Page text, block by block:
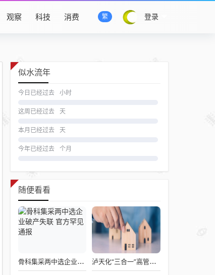
登录
繁
观察 科技 消费
似水流年
今日已经过去 小时
这周已经过去 天
本月已经过去 天
今年已经过去 个月
随便看看
骨科集采两中选企业破产失联 官方罕见通报 泸天化“三合一”高管王斌辞职：高管变动叠加财务、业绩双重压力，公司进入阶段性调整期